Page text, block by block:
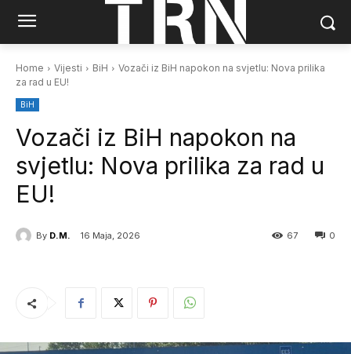
Home Vijesti BiH
Vozači iz BiH napokon na svjetlu: Nova prilika
za rad u EU!
BiH
Vozači iz BiH napokon na
svjetlu: Nova prilika za rad u
EU!
By D.M. 16 Maja, 2026 0
67